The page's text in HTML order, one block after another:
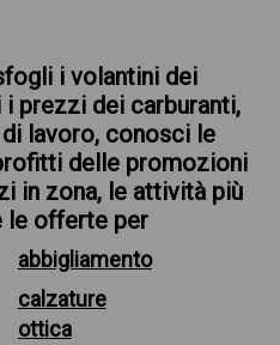
i volantini dei
prezzi dei carburanti,
lavoro, conosci le
delle promozioni
in zona, le attività più
le offerte per
abbigliamento
calzature
ottica